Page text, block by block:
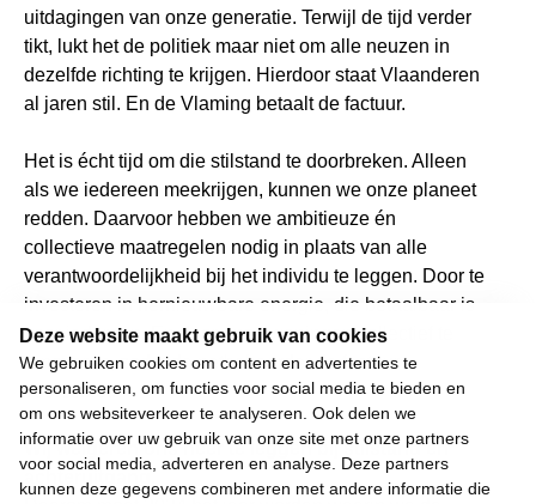
Deze website maakt gebruik van cookies
We gebruiken cookies om content en advertenties te
personaliseren, om functies voor social media te bieden en
om ons websiteverkeer te analyseren. Ook delen we
informatie over uw gebruik van onze site met onze partners
voor social media, adverteren en analyse. Deze partners
kunnen deze gegevens combineren met andere informatie die
uitdagingen van onze generatie. Terwijl de tijd verder
tikt, lukt het de politiek maar niet om alle neuzen in
dezelfde richting te krijgen. Hierdoor staat Vlaanderen
al jaren stil. En de Vlaming betaalt de factuur.
Het is écht tijd om die stilstand te doorbreken. Alleen
als we iedereen meekrijgen, kunnen we onze planeet
redden. Daarvoor hebben we ambitieuze én
collectieve maatregelen nodig in plaats van alle
verantwoordelijkheid bij het individu te leggen. Door te
investeren in hernieuwbare energie, die betaalbaar is
voor iedereen. En door onze woningen collectief te
renoveren, zodat de netbeheerder de factuur
voorschiet.
Wij weigeren ons neer te leggen bij stilstand en
achteruitgang.